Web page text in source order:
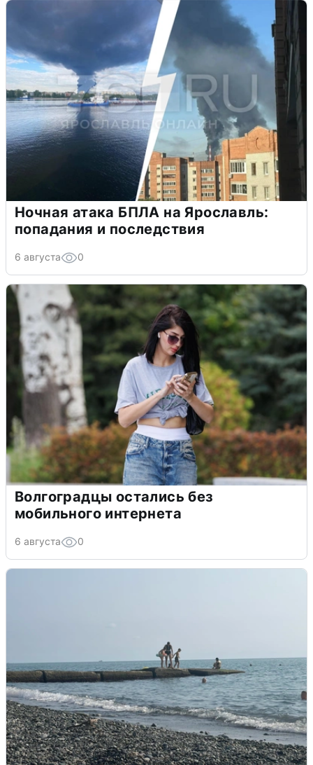
Ночная атака БПЛА на Ярославль:
попадания и последствия
6 августа 0
Волгоградцы остались без
мобильного интернета
6 августа 0